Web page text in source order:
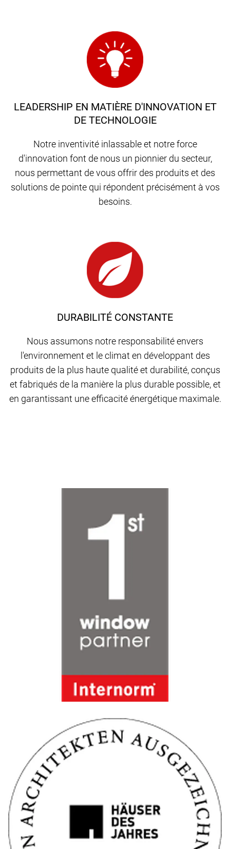
DURABILITÉ CONSTANTE
Nous assumons notre responsabilité envers
l'environnement et le climat en développant des
produits de la plus haute qualité et durabilité, conçus
et fabriqués de la manière la plus durable possible, et
en garantissant une efficacité énergétique maximale.
LEADERSHIP EN MATIÈRE D'INNOVATION ET
DE TECHNOLOGIE
Notre inventivité inlassable et notre force
d'innovation font de nous un pionnier du secteur,
nous permettant de vous offrir des produits et des
solutions de pointe qui répondent précisément à vos
besoins.